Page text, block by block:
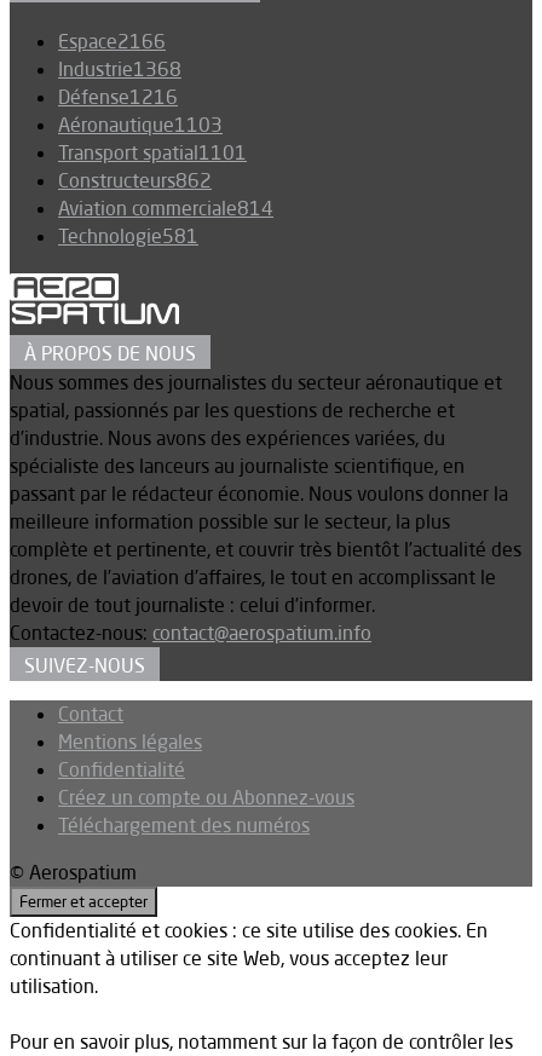
Espace2166
Industrie1368
Défense1216
Aéronautique1103
Transport spatial1101
Constructeurs862
Aviation commerciale814
Technologie581
À PROPOS DE NOUS
Nous sommes des journalistes du secteur aéronautique et
spatial, passionnés par les questions de recherche et
d’industrie. Nous avons des expériences variées, du
spécialiste des lanceurs au journaliste scientifique, en
passant par le rédacteur économie. Nous voulons donner la
meilleure information possible sur le secteur, la plus
complète et pertinente, et couvrir très bientôt l’actualité des
drones, de l’aviation d’affaires, le tout en accomplissant le
devoir de tout journaliste : celui d’informer.
Contactez-nous: contact@aerospatium.info
SUIVEZ-NOUS
Contact
Mentions légales
Confidentialité
Créez un compte ou Abonnez-vous
Téléchargement des numéros
© Aerospatium
Confidentialité et cookies : ce site utilise des cookies. En
continuant à utiliser ce site Web, vous acceptez leur
utilisation.
Pour en savoir plus, notamment sur la façon de contrôler les